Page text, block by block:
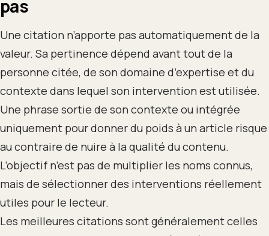
pas
Une citation n’apporte pas automatiquement de la
valeur. Sa pertinence dépend avant tout de la
personne citée, de son domaine d’expertise et du
contexte dans lequel son intervention est utilisée.
Une phrase sortie de son contexte ou intégrée
uniquement pour donner du poids à un article risque
au contraire de nuire à la qualité du contenu.
L’objectif n’est pas de multiplier les noms connus,
mais de sélectionner des interventions réellement
utiles pour le lecteur.
Les meilleures citations sont généralement celles